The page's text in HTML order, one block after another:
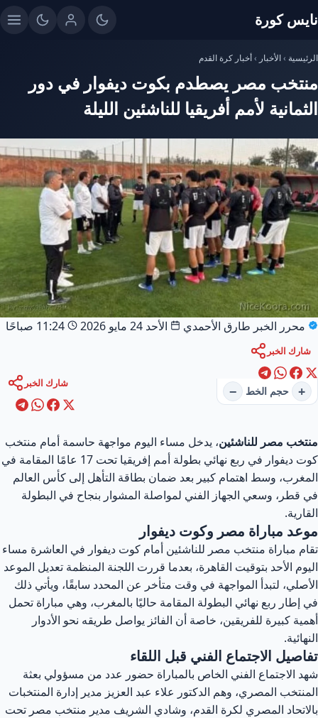
نايس كورة
الرئيسية ›الأخبار ›أخبار كرة القدم
منتخب مصر يصطدم بكوت ديفوار في دور
الثمانية لأمم أفريقيا للناشئين الليلة
محرر الخبر طارق الأحمدي الأحد 24 مايو 2026 11:24 صباحًا
شارك الخبر
+ حجم الخط − شارك الخبر
منتخب مصر للناشئين، يدخل مساء اليوم مواجهة حاسمة أمام منتخب
كوت ديفوار في ربع نهائي بطولة أمم إفريقيا تحت 17 عامًا المقامة في
المغرب، وسط اهتمام كبير بعد ضمان بطاقة التأهل إلى كأس العالم
في قطر، وسعي الجهاز الفني لمواصلة المشوار بنجاح في البطولة
القارية.
موعد مباراة مصر وكوت ديفوار
تقام مباراة منتخب مصر للناشئين أمام كوت ديفوار في العاشرة مساء
اليوم الأحد بتوقيت القاهرة، بعدما قررت اللجنة المنظمة تعديل الموعد
الأصلي، لتبدأ المواجهة في وقت متأخر عن المحدد سابقًا، ويأتي ذلك
في إطار ربع نهائي البطولة المقامة حاليًا بالمغرب، وهي مباراة تحمل
أهمية كبيرة للفريقين، خاصة أن الفائز يواصل طريقه نحو الأدوار
النهائية.
تفاصيل الاجتماع الفني قبل اللقاء
شهد الاجتماع الفني الخاص بالمباراة حضور عدد من مسؤولي بعثة
المنتخب المصري، وهم الدكتور علاء عبد العزيز مدير إدارة المنتخبات
بالاتحاد المصري لكرة القدم، وشادي الشريف مدير منتخب مصر تحت